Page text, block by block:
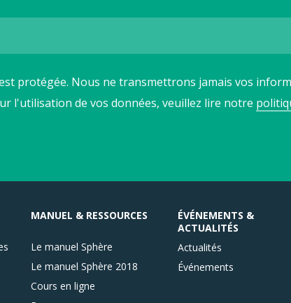
protégée. Nous ne transmettrons jamais vos
l'utilisation de vos données, veuillez lire notre
MANUEL & RESSOURCES
Le manuel Sphère
Le manuel Sphère 2018
Cours en ligne
ÉVÉNEMENTS &
ACTUALITÉS
Actualités
Événements